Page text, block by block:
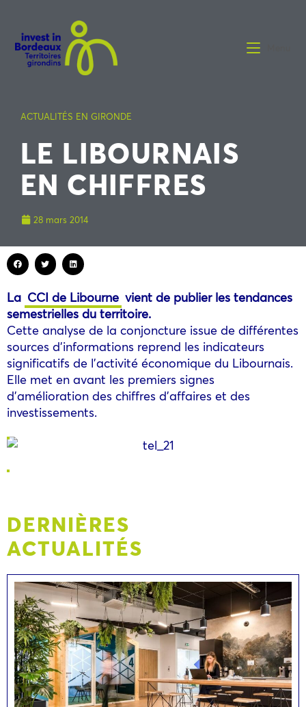
ACTUALITÉS EN GIRONDE
LE LIBOURNAIS
EN CHIFFRES
28 mars 2014
La CCI de Libourne vient de publier les tendances
semestrielles du territoire.
Cette analyse de la conjoncture issue de différentes
sources d’informations reprend les indicateurs
significatifs de l’activité économique du Libournais.
Elle met en avant les premiers signes
d’amélioration des chiffres d’affaires et des
investissements.
DERNIÈRES
ACTUALITÉS